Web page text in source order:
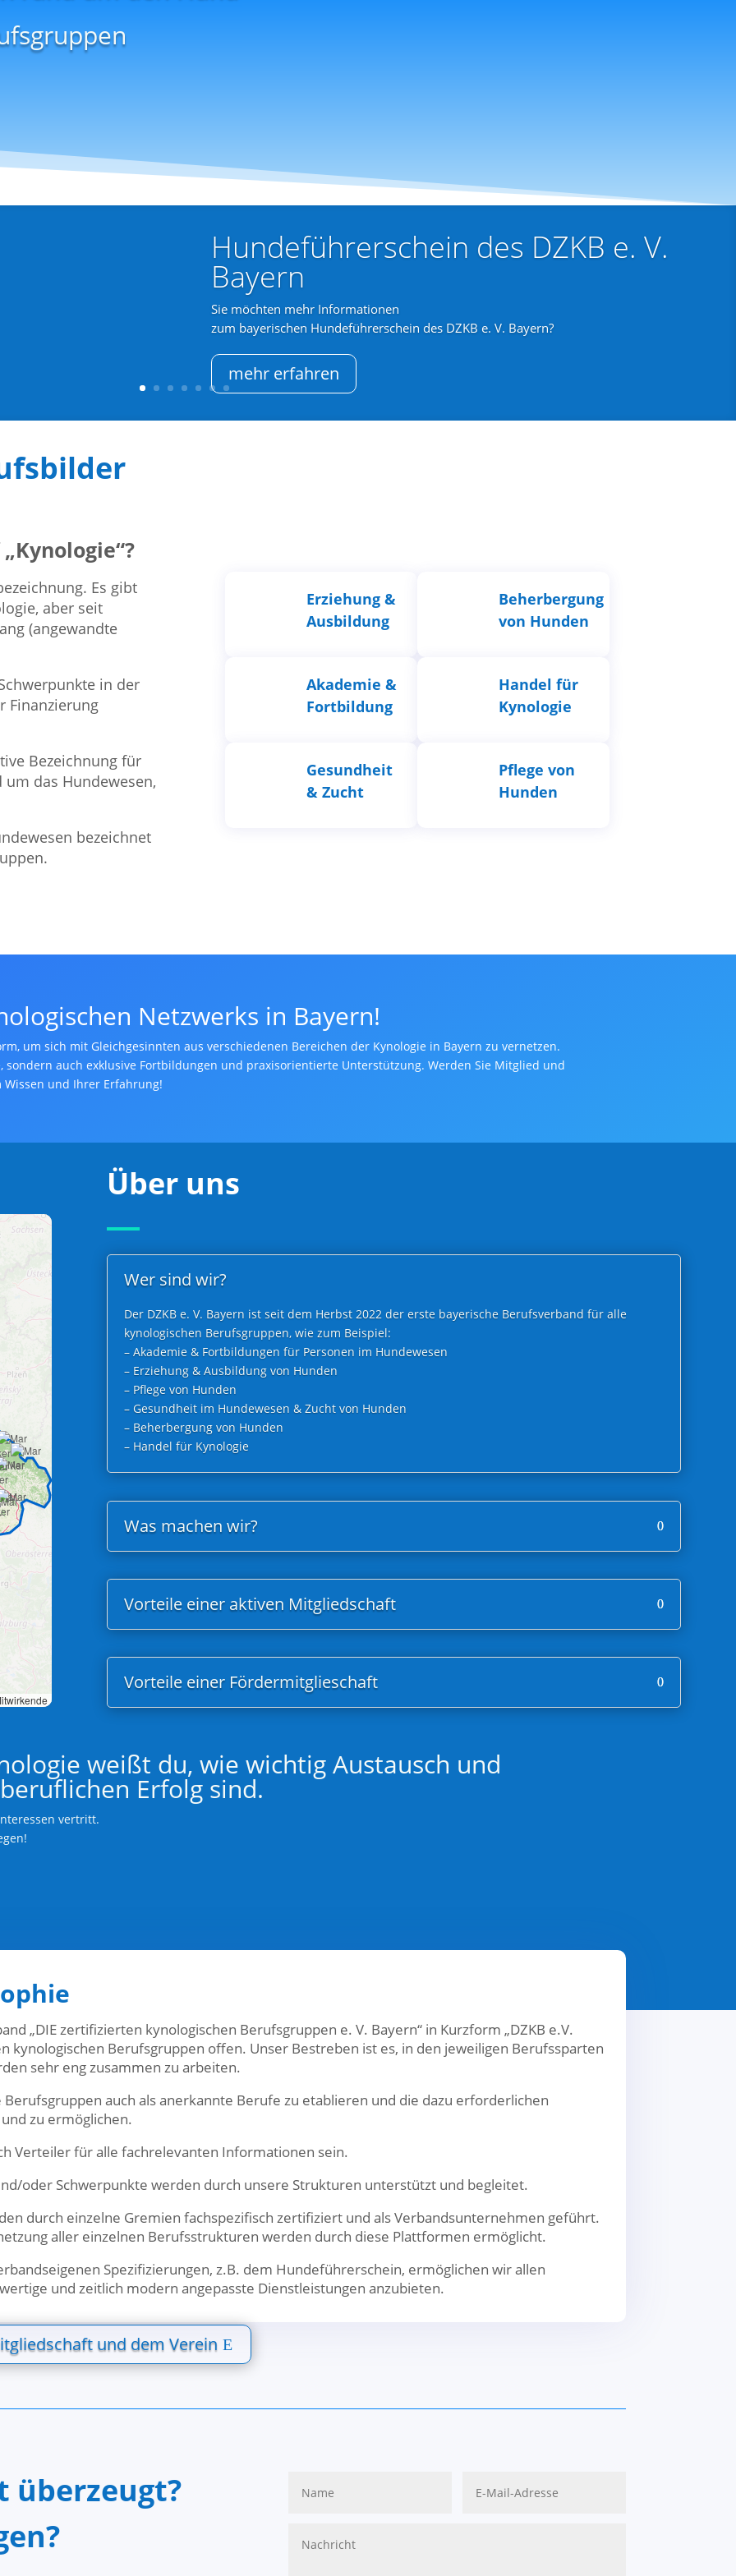
Hundeführerschein des DZKB e. V.
Bayern
Sie möchten mehr Informationen
zum bayerischen Hundeführerschein des DZKB e. V. Bayern?
mehr erfahren
Es gibt
aber seit
(angewandte
in der
Finanzierung
Bezeichnung für
das Hundewesen,
bezeichnet
Erziehung &
Ausbildung
Akademie &
Fortbildung
Gesundheit
& Zucht
Beherbergung
von Hunden
Handel für
Kynologie
Pflege von
Hunden
Netzwerks in Bayern!
um sich mit Gleichgesinnten aus verschiedenen Bereichen der Kynologie in Bayern zu vernetzen.
auch exklusive Fortbildungen und praxisorientierte Unterstützung. Werden Sie Mitglied und
und Ihrer Erfahrung!
Über uns
Wer sind wir?
Der DZKB e. V. Bayern ist seit dem Herbst 2022 der erste bayerische Berufsverband für alle
kynologischen Berufsgruppen, wie zum Beispiel:
– Akademie & Fortbildungen für Personen im Hundewesen
– Erziehung & Ausbildung von Hunden
– Pflege von Hunden
– Gesundheit im Hundewesen & Zucht von Hunden
– Beherbergung von Hunden
– Handel für Kynologie
Was machen wir?
Vorteile einer aktiven Mitgliedschaft
Vorteile einer Fördermitglieschaft
weißt du, wie wichtig Austausch und
Erfolg sind.
vertritt.
„DIE zertifizierten kynologischen Berufsgruppen e. V. Bayern“ in Kurzform „DZKB e.V.
kynologischen Berufsgruppen offen. Unser Bestreben ist es, in den jeweiligen Berufssparten
sehr eng zusammen zu arbeiten.
Berufsgruppen auch als anerkannte Berufe zu etablieren und die dazu erforderlichen
zu ermöglichen.
Verteiler für alle fachrelevanten Informationen sein.
oder Schwerpunkte werden durch unsere Strukturen unterstützt und begleitet.
durch einzelne Gremien fachspezifisch zertifiziert und als Verbandsunternehmen geführt.
aller einzelnen Berufsstrukturen werden durch diese Plattformen ermöglicht.
Spezifizierungen, z.B. dem Hundeführerschein, ermöglichen wir allen
und zeitlich modern angepasste Dienstleistungen anzubieten.
und dem Verein
überzeugt?